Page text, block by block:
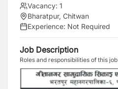
Vacancy: 1
Bharatpur, Chitwan
Experience: Not Required
Job Description
Roles and responsibilities of this job